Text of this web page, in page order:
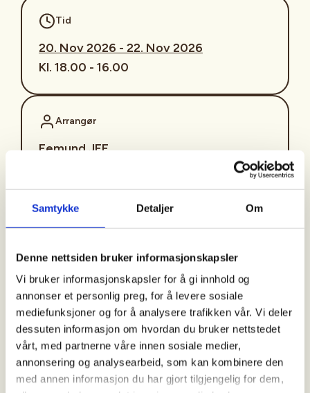
Samtykke Detaljer Om
Denne nettsiden bruker informasjonskapsler
Vi bruker informasjonskapsler for å gi innhold og
annonser et personlig preg, for å levere sosiale
mediefunksjoner og for å analysere trafikken vår. Vi deler
dessuten informasjon om hvordan du bruker nettstedet
vårt, med partnerne våre innen sosiale medier,
annonsering og analysearbeid, som kan kombinere den
med annen informasjon du har gjort tilgjengelig for dem,
Tid
20. Nov 2026 - 22. Nov 2026
Kl. 18.00 - 16.00
Arrangør
Femund JFF
Kontaktperson
https://99232597
Velkome på Rådyrjakthelg med Femund Ung 20.-22.
november. Vi inviterar alle som vil prøve rådyrjakt
med hund da dette er Introjakt.
Bli med på rådyrjakt med hund på
Statsallmenningen i Engerdal med dedikerte
oppsynsjegarar med glød for at nettopp du skal få